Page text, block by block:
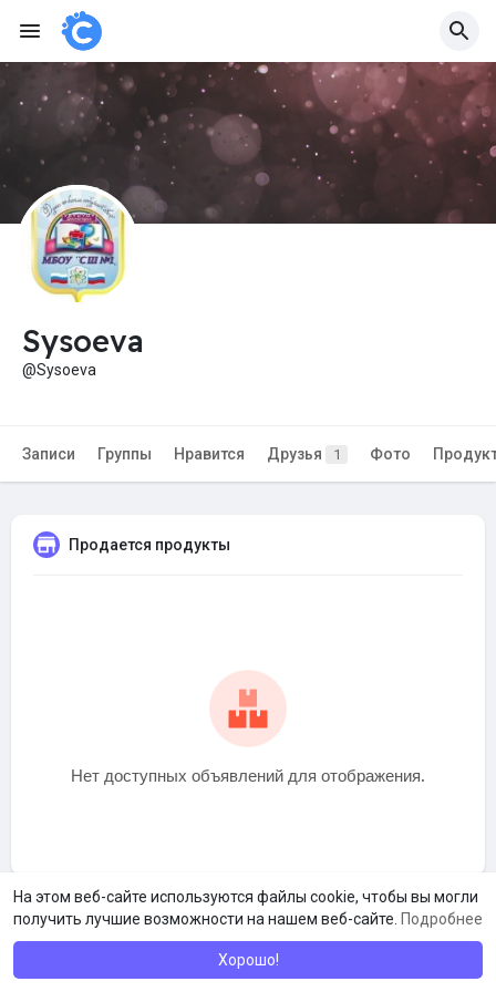
На этом веб-сайте используются файлы cookie, чтобы вы могли
получить лучшие возможности на нашем веб-сайте. Подробнее
Хорошо!
Sysoeva
@Sysoeva
Записи Группы Нравится Друзья 1 Фото
Продается продукты
Нет доступных объявлений для отображения.